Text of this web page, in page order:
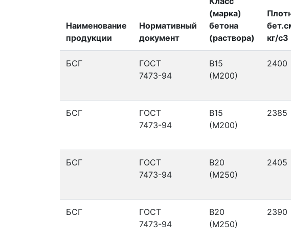
Наименование
продукции
Нормативный
документ
(марка)
бетона
(раствора)
кг/с3
БСГ
ГОСТ
7473-94
В15
(М200)
2400
БСГ
ГОСТ
7473-94
В15
(М200)
2385
БСГ
ГОСТ
7473-94
В20
(М250)
2405
БСГ
ГОСТ
7473-94
В20
(М250)
2390